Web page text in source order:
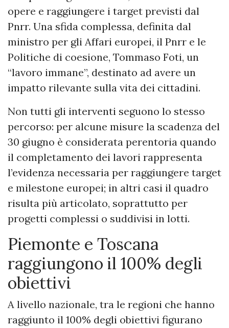
opere e raggiungere i target previsti dal
Pnrr. Una sfida complessa, definita dal
ministro per gli Affari europei, il Pnrr e le
Politiche di coesione, Tommaso Foti, un
“lavoro immane”, destinato ad avere un
impatto rilevante sulla vita dei cittadini.
Non tutti gli interventi seguono lo stesso
percorso: per alcune misure la scadenza del
30 giugno è considerata perentoria quando
il completamento dei lavori rappresenta
l’evidenza necessaria per raggiungere target
e milestone europei; in altri casi il quadro
risulta più articolato, soprattutto per
progetti complessi o suddivisi in lotti.
Piemonte e Toscana
raggiungono il 100% degli
obiettivi
A livello nazionale, tra le regioni che hanno
raggiunto il 100% degli obiettivi figurano